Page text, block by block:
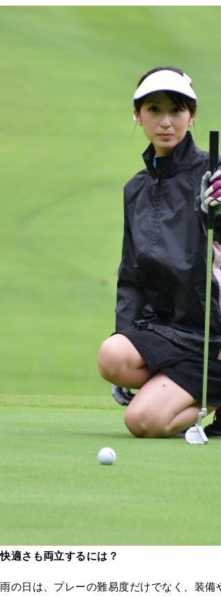
適さも両立するには？
の日は、プレーの難易度だけでなく、装